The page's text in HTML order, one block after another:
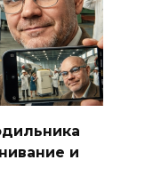
и